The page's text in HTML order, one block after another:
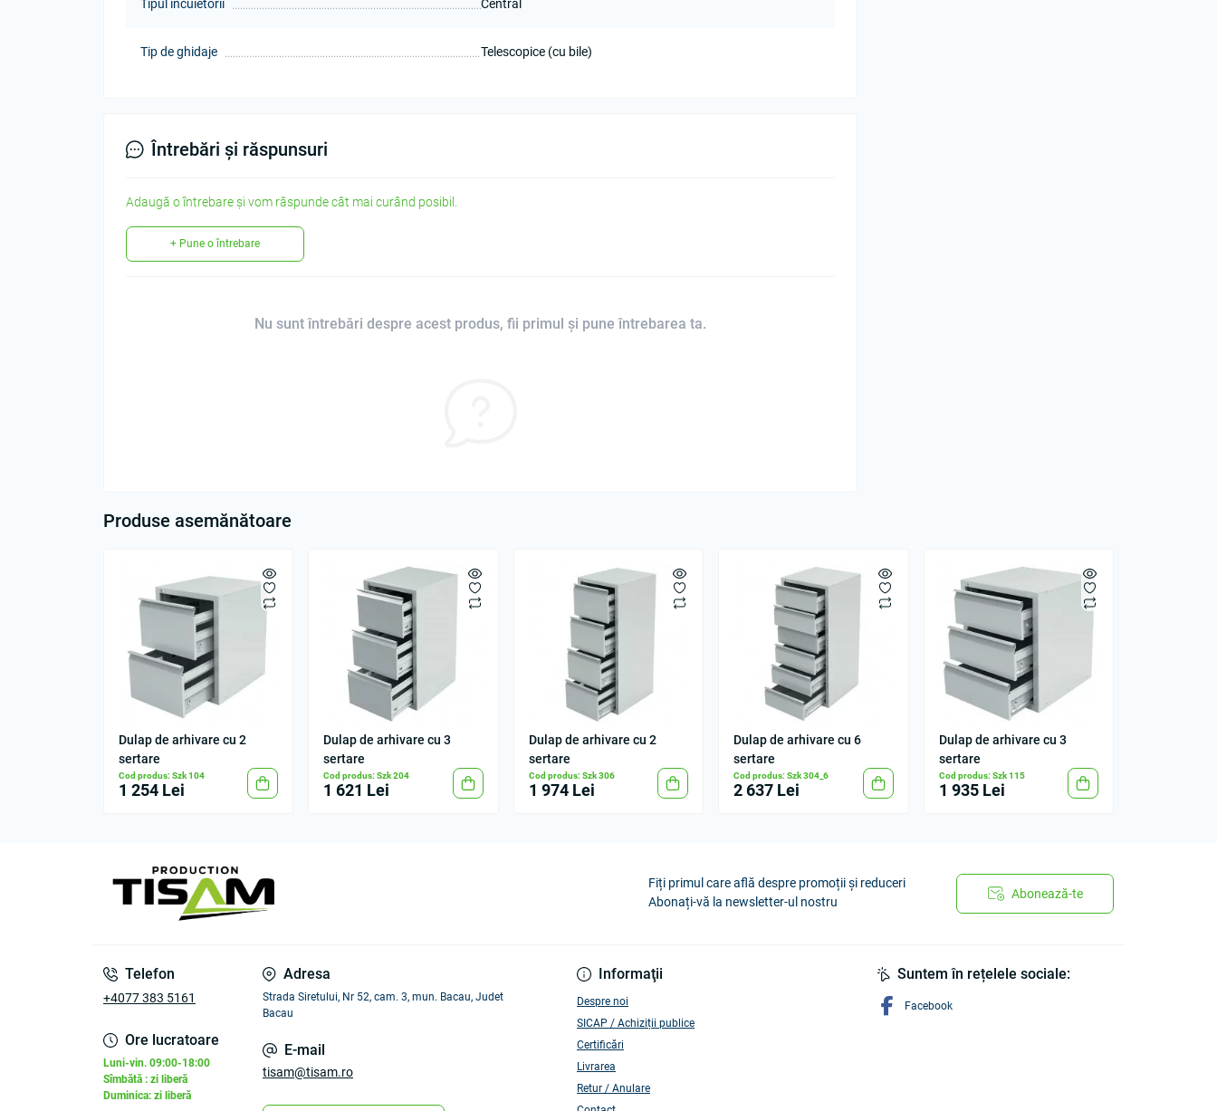
Tipul încuietorii Central
Tip de ghidaje Telescopice (cu bile)
Întrebări și răspunsuri
Adaugă o întrebare și vom răspunde cât mai curând posibil.
+ Pune o întrebare
Nu sunt întrebări despre acest produs, fii primul și pune întrebarea ta.
Produse asemănătoare
Dulap de arhivare cu 2
sertare
Cod produs: Szk 104
1 254 Lei
Dulap de arhivare cu 3
sertare
Cod produs: Szk 204
1 621 Lei
Dulap de arhivare cu 2
sertare
Cod produs: Szk 306
1 974 Lei
Dulap de arhivare cu 6
sertare
Cod produs: Szk 304_6
2 637 Lei
Dulap de arhivare cu 3
sertare
Cod produs: Szk 115
1 935 Lei
Fiți primul care află despre promoții și reduceri
Abonați-vă la newsletter-ul nostru
Abonează-te
Telefon
+4077 383 5161
Ore lucratoare
Luni-vin. 09:00-18:00
Sîmbătă : zi liberă
Duminica: zi liberă
Adresa
Strada Siretului, Nr 52, cam. 3, mun. Bacau, Judet
Bacau
E-mail
tisam@tisam.ro
Informaţii
Despre noi
SICAP / Achiziții publice
Certificări
Livrarea
Retur / Anulare
Suntem în rețelele sociale:
Facebook